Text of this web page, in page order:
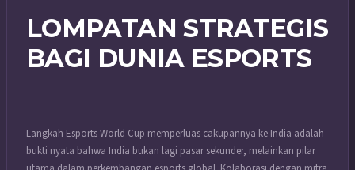
LOMPATAN STRATEGIS
BAGI DUNIA ESPORTS
Langkah Esports World Cup memperluas cakupannya ke India adalah
bukti nyata bahwa India bukan lagi pasar sekunder, melainkan pilar